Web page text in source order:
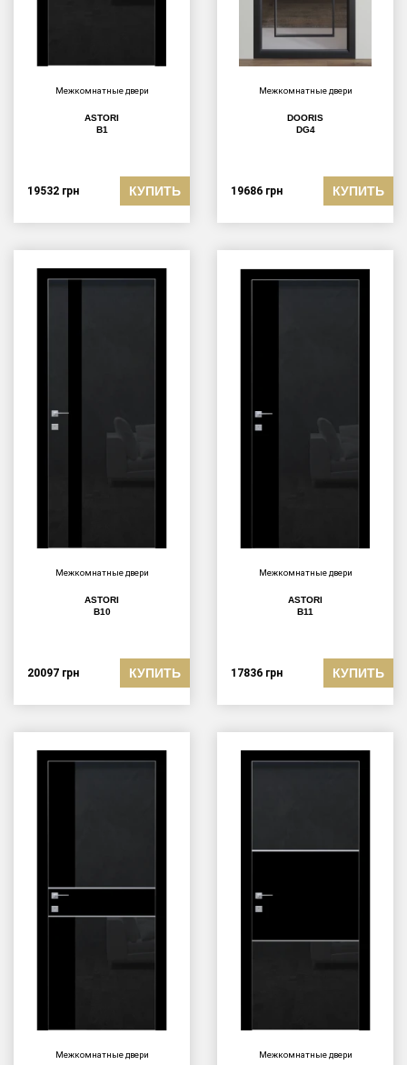
Межкомнатные двери
ASTORI
B1
19532 грн КУПИТЬ
Межкомнатные двери
DOORIS
DG4
19686 грн КУПИТЬ
Межкомнатные двери
ASTORI
B10
20097 грн КУПИТЬ
Межкомнатные двери
ASTORI
B11
17836 грн КУПИТЬ
Межкомнатные двери Межкомнатные двери